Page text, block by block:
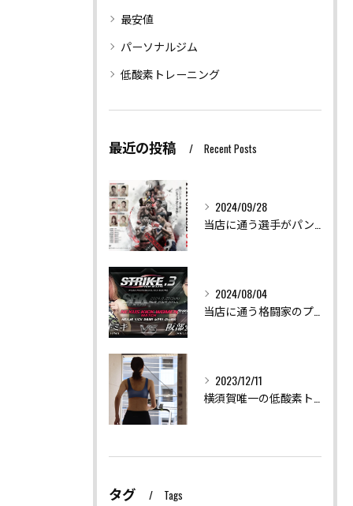
最安値
パーソナルジム
低酸素トレーニング
最近の投稿 Recent Posts
2024/09/28
2024/08/04
2023/12/11
タグ Tags